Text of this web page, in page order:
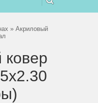
» Акриловый